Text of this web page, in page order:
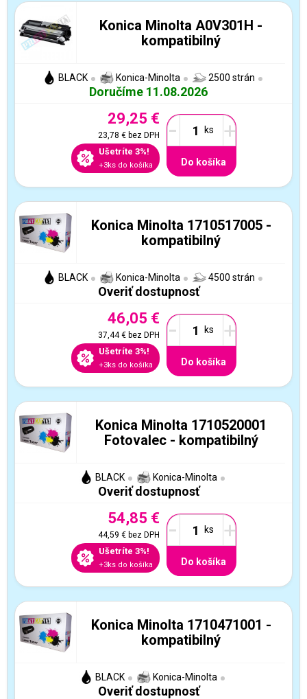
Konica Minolta A0V301H -
kompatibilný
BLACK Konica-Minolta 2500 strán
Doručíme 11.08.2026
29,25 €
23,78 €bez DPH
Ušetríte 3%!
+3ks do košíka
- +
Do košíka
Konica Minolta 1710517005 -
kompatibilný
BLACK Konica-Minolta 4500 strán
Overiť dostupnosť
46,05 €
37,44 €bez DPH
Ušetríte 3%!
+3ks do košíka
- +
Do košíka
Konica Minolta 1710520001
Fotovalec - kompatibilný
BLACK Konica-Minolta
Overiť dostupnosť
54,85 €
44,59 €bez DPH
Ušetríte 3%!
+3ks do košíka
- +
Do košíka
Konica Minolta 1710471001 -
kompatibilný
BLACK Konica-Minolta
Overiť dostupnosť